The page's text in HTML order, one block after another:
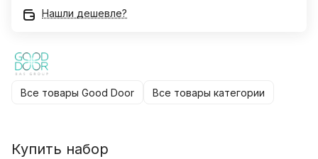
Нашли дешевле?
Все товары Good Door Все товары категории
Купить набор